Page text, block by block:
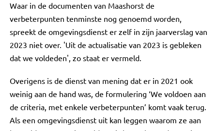
Waar in de documenten van Maashorst de
verbeterpunten tenminste nog genoemd worden,
spreekt de omgevingsdienst er zelf in zijn jaarverslag van
2023 niet over. 'Uit de actualisatie van 2023 is gebleken
dat we voldeden', zo staat er vermeld.
Overigens is de dienst van mening dat er in 2021 ook
weinig aan de hand was, de formulering ‘We voldoen aan
de criteria, met enkele verbeterpunten’ komt vaak terug.
Als een omgevingsdienst uit kan leggen waarom ze aan